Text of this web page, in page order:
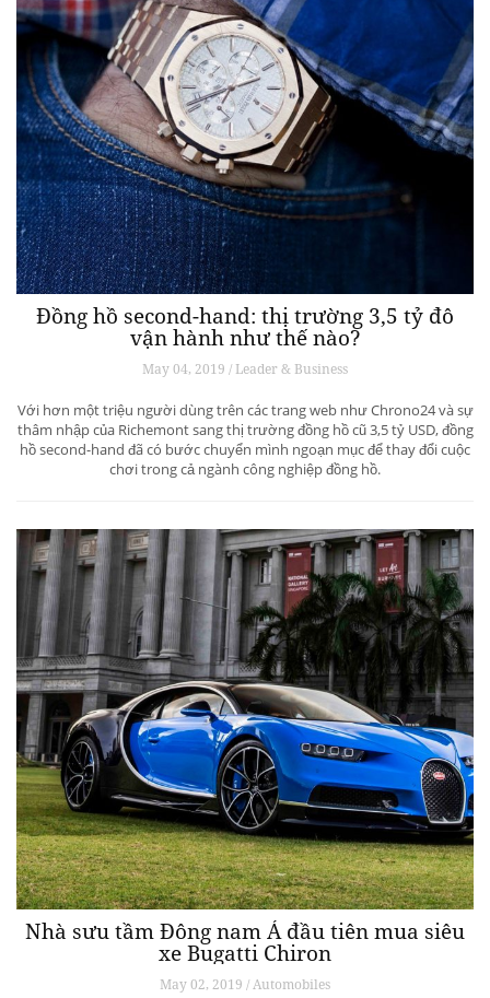
Đồng hồ second-hand: thị trường 3,5 tỷ đô
vận hành như thế nào?
May 04, 2019 / Leader & Business
Với hơn một triệu người dùng trên các trang web như Chrono24 và sự
thâm nhập của Richemont sang thị trường đồng hồ cũ 3,5 tỷ USD, đồng
hồ second-hand đã có bước chuyển mình ngoạn mục để thay đổi cuộc
chơi trong cả ngành công nghiệp đồng hồ.
Nhà sưu tầm Đông nam Á đầu tiên mua siêu
xe Bugatti Chiron
May 02, 2019 / Automobiles